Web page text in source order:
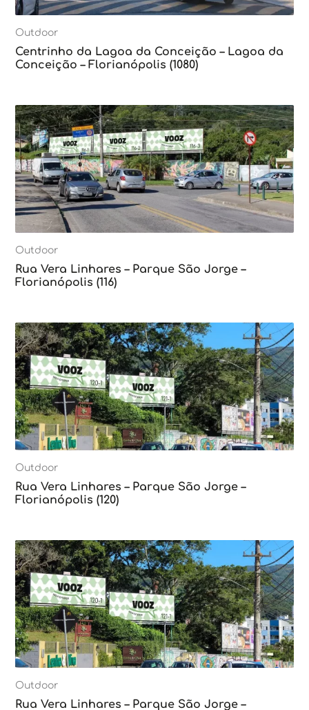
Outdoor
Centrinho da Lagoa da Conceição – Lagoa da
Conceição – Florianópolis (1080)
Outdoor
Rua Vera Linhares – Parque São Jorge –
Florianópolis (116)
Outdoor
Rua Vera Linhares – Parque São Jorge –
Florianópolis (120)
Outdoor
Rua Vera Linhares – Parque São Jorge –